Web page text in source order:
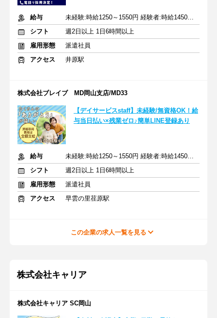
給与
未経験:時給1250～1550円 経験者:時給1450～1750円+交通費全額
シフト
週2日以上 1日6時間以上
雇用形態
派遣社員
アクセス
井原駅
株式会社ブレイブ MD岡山支店/MD33
【デイサービスstaff】未経験/無資格OK！給
与当日払い×残業ゼロ♪簡単LINE登録あり
給与
未経験:時給1250～1550円 経験者:時給1450～1750円+交通費全額
シフト
週2日以上 1日6時間以上
雇用形態
派遣社員
アクセス
早雲の里荏原駅
この企業の求人一覧を見る
株式会社キャリア
株式会社キャリア SC岡山